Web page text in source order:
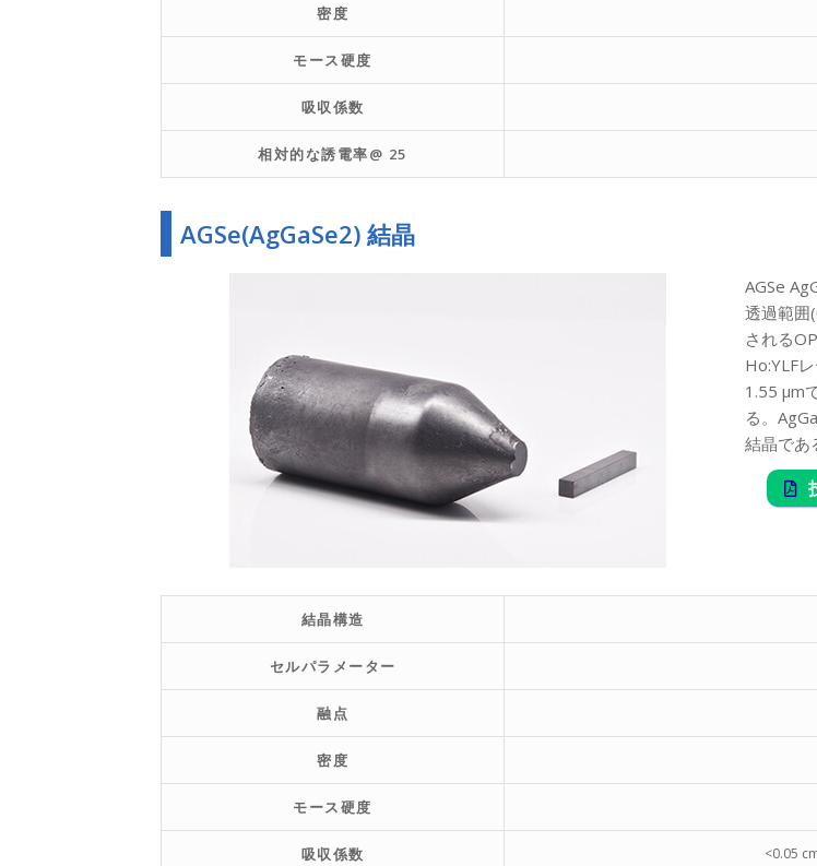
密度
モース硬度
吸収係数
相対的な誘電率@ 25
AGSe(AgGaSe2) 結晶
AGSe
透過範囲
される
Ho:YLF
1.55 µm
る。
結晶であ
結晶構造
セルパラメーター
融点
密度
モース硬度
吸収係数 <0.05